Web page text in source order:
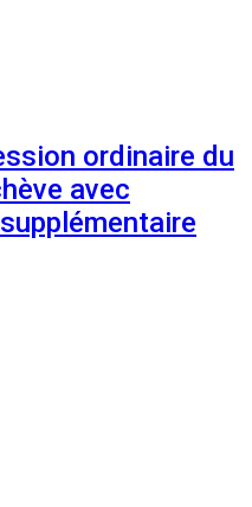
ordinaire du
avec